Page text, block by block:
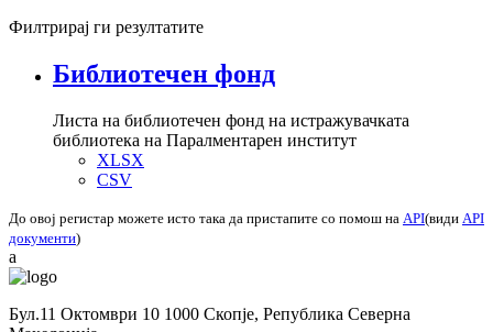
Филтрирај ги резултатите
Библиотечен фонд
Листа на библиотечен фонд на истражувачката
библиотека на Паралментарен институт
XLSX
CSV
До овој регистар можете исто така да пристапите со помош на API(види API
документи)
a
Бул.11 Октомври 10 1000 Скопје, Република Северна